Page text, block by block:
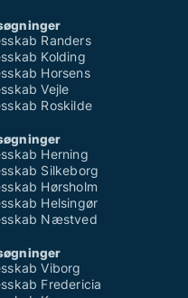
Randers
Kolding
Horsens
Vejle
Roskilde
Herning
Silkeborg
Hørsholm
Helsingør
Næstved
Viborg
Fredericia